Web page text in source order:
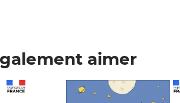
aimer
Prix 7,50€